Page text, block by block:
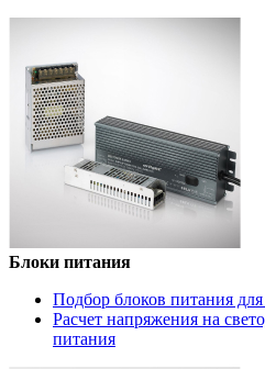
Блоки питания
Подбор блоков питания
Расчет напряжения на
питания